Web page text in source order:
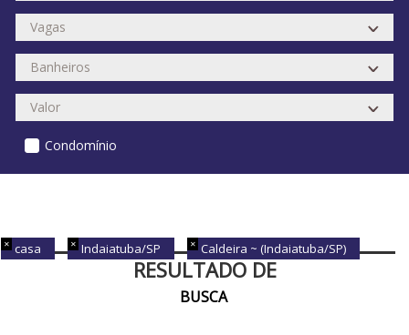
Condomínio
casa Indaiatuba/SP Caldeira ~ (Indaiatuba/SP)
RESULTADO DE
BUSCA